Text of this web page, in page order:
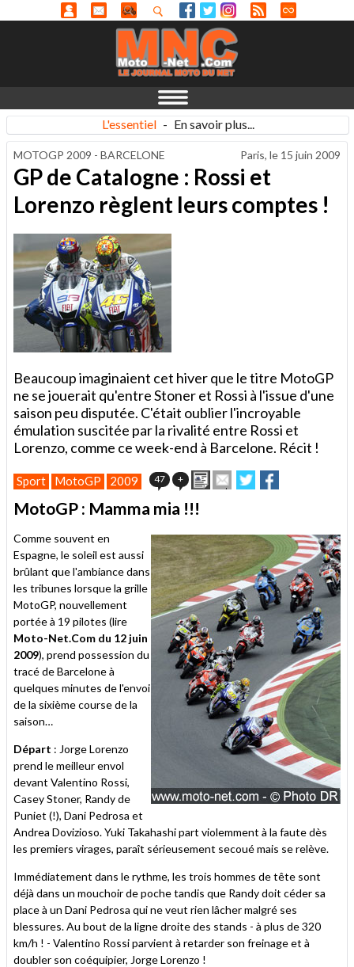
L'essentiel - En savoir plus...
MOTOGP 2009 - BARCELONE Paris, le 15 juin 2009
GP de Catalogne : Rossi et
Lorenzo règlent leurs comptes !
Beaucoup imaginaient cet hiver que le titre MotoGP
ne se jouerait qu'entre Stoner et Rossi à l'issue d'une
saison peu disputée. C'était oublier l'incroyable
émulation suscitée par la rivalité entre Rossi et
Lorenzo, comme ce week-end à Barcelone. Récit !
Sport MotoGP 2009 47 + ImprimerEnvoyer
cet
ami
Partager
sur
sur
MotoGP : Mamma mia !!!
Comme souvent en
Espagne, le soleil est aussi
brûlant que l'ambiance dans
les tribunes lorsque la grille
MotoGP, nouvellement
portée à 19 pilotes (lire
Moto-Net.Com du 12 juin
2009), prend possession du
tracé de Barcelone à
quelques minutes de l'envoi
de la sixième course de la
saison…
Départ : Jorge Lorenzo
prend le meilleur envol
devant Valentino Rossi,
Casey Stoner, Randy de
Puniet (!), Dani Pedrosa et
Andrea Dovizioso. Yuki Takahashi part violemment à la faute dès
les premiers virages, paraît sérieusement secoué mais se relève.
Immédiatement dans le rythme, les trois hommes de tête sont
déjà dans un mouchoir de poche tandis que Randy doit céder sa
place à un Dani Pedrosa qui ne veut rien lâcher malgré ses
blessures. Au bout de la ligne droite des stands - à plus de 320
km/h ! - Valentino Rossi parvient à retarder son freinage et à
doubler son coéquipier, Jorge Lorenzo !